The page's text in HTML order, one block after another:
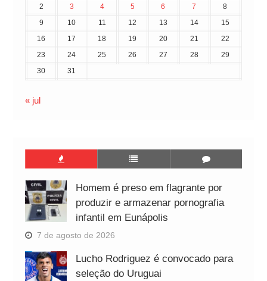
2
3 4 5 6 7
8
9
10 11 12 13 14
15
16
17 18 19 20 21
22
23
24 25 26 27 28
29
30
31
« jul
Homem é preso em flagrante por
produzir e armazenar pornografia
infantil em Eunápolis
7 de agosto de 2026
Lucho Rodriguez é convocado para
seleção do Uruguai